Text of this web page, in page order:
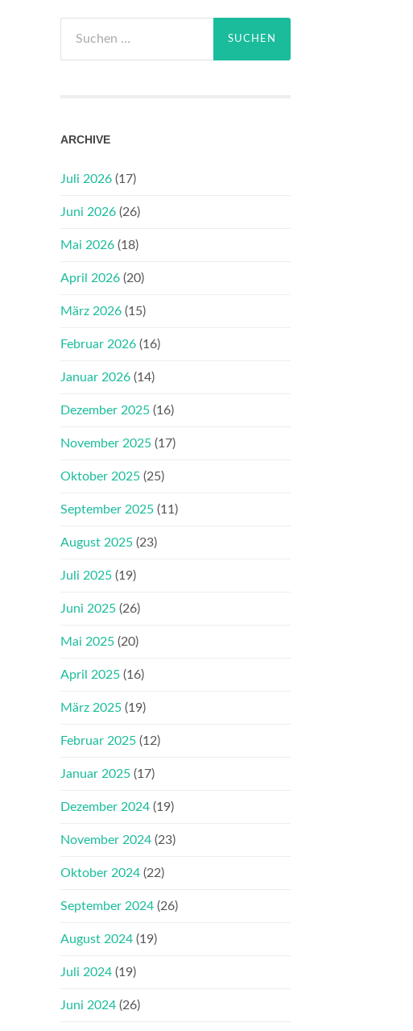
nach:
ARCHIVE
Juli 2026 (17)
Juni 2026 (26)
Mai 2026 (18)
April 2026 (20)
März 2026 (15)
Februar 2026 (16)
Januar 2026 (14)
Dezember 2025 (16)
November 2025 (17)
Oktober 2025 (25)
September 2025 (11)
August 2025 (23)
Juli 2025 (19)
Juni 2025 (26)
Mai 2025 (20)
April 2025 (16)
März 2025 (19)
Februar 2025 (12)
Januar 2025 (17)
Dezember 2024 (19)
November 2024 (23)
Oktober 2024 (22)
September 2024 (26)
August 2024 (19)
Juli 2024 (19)
Juni 2024 (26)